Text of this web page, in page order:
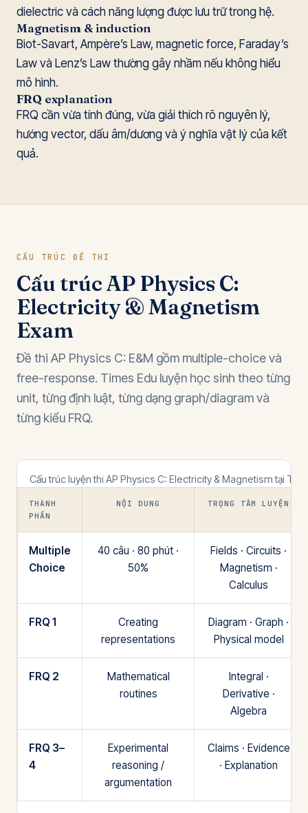
dielectric và cách năng lượng được lưu trữ trong hệ.
Magnetism & induction
Biot-Savart, Ampère’s Law, magnetic force, Faraday’s
Law và Lenz’s Law thường gây nhầm nếu không hiểu
mô hình.
FRQ explanation
FRQ cần vừa tính đúng, vừa giải thích rõ nguyên lý,
hướng vector, dấu âm/dương và ý nghĩa vật lý của kết
quả.
CẤU TRÚC ĐỀ THI
Cấu trúc AP Physics C:
Electricity & Magnetism
Exam
Đề thi AP Physics C: E&M gồm multiple-choice và
free-response. Times Edu luyện học sinh theo từng
unit, từng định luật, từng dạng graph/diagram và
từng kiểu FRQ.
Cấu trúc luyện thi AP Physics C: Electricity & Magnetism tại
THÀNH
PHẦN
NỘI DUNG TRỌNG TÂM LUYỆN
Multiple
Choice
40 câu · 80 phút ·
50%
Fields · Circuits ·
Magnetism ·
Calculus
FRQ 1
Creating
representations
Diagram · Graph ·
Physical model
FRQ 2
Mathematical
routines
Integral ·
Derivative ·
Algebra
FRQ 3–
4
Experimental
reasoning /
argumentation
Claims · Evidence
· Explanation